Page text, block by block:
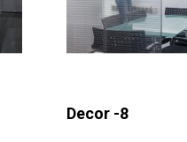
Decor -8